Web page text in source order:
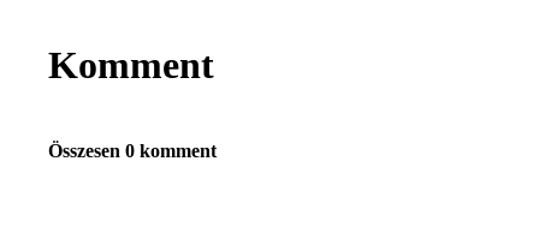
Komment
Összesen 0 komment